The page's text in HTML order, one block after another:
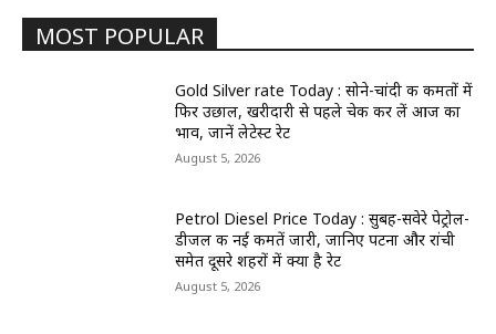
MOST POPULAR
Gold Silver rate Today : सोने-चांदी की कीमतों में
फिर उछाल, खरीदारी से पहले चेक कर लें आज का
भाव, जानें लेटेस्ट रेट
August 5, 2026
Petrol Diesel Price Today : सुबह-सवेरे पेट्रोल-
डीजल की नई कीमतें जारी, जानिए पटना और रांची
समेत दूसरे शहरों में क्या है रेट
August 5, 2026